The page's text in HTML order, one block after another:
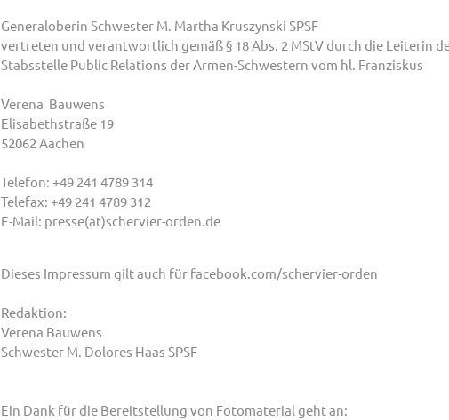
Generaloberin Schwester M. Martha Kruszynski SPSF
vertreten und verantwortlich gemäß § 18 Abs. 2 MStV durch die Leiterin
Stabsstelle Public Relations der Armen-Schwestern vom hl. Franziskus
Verena Bauwens
Elisabethstraße 19
52062 Aachen
Telefon: +49 241 4789 314
Telefax: +49 241 4789 312
E-Mail: presse(at)schervier-orden.de
Dieses Impressum gilt auch für facebook.com/schervier-orden
Redaktion:
Verena Bauwens
Schwester M. Dolores Haas SPSF
Ein Dank für die Bereitstellung von Fotomaterial geht an: